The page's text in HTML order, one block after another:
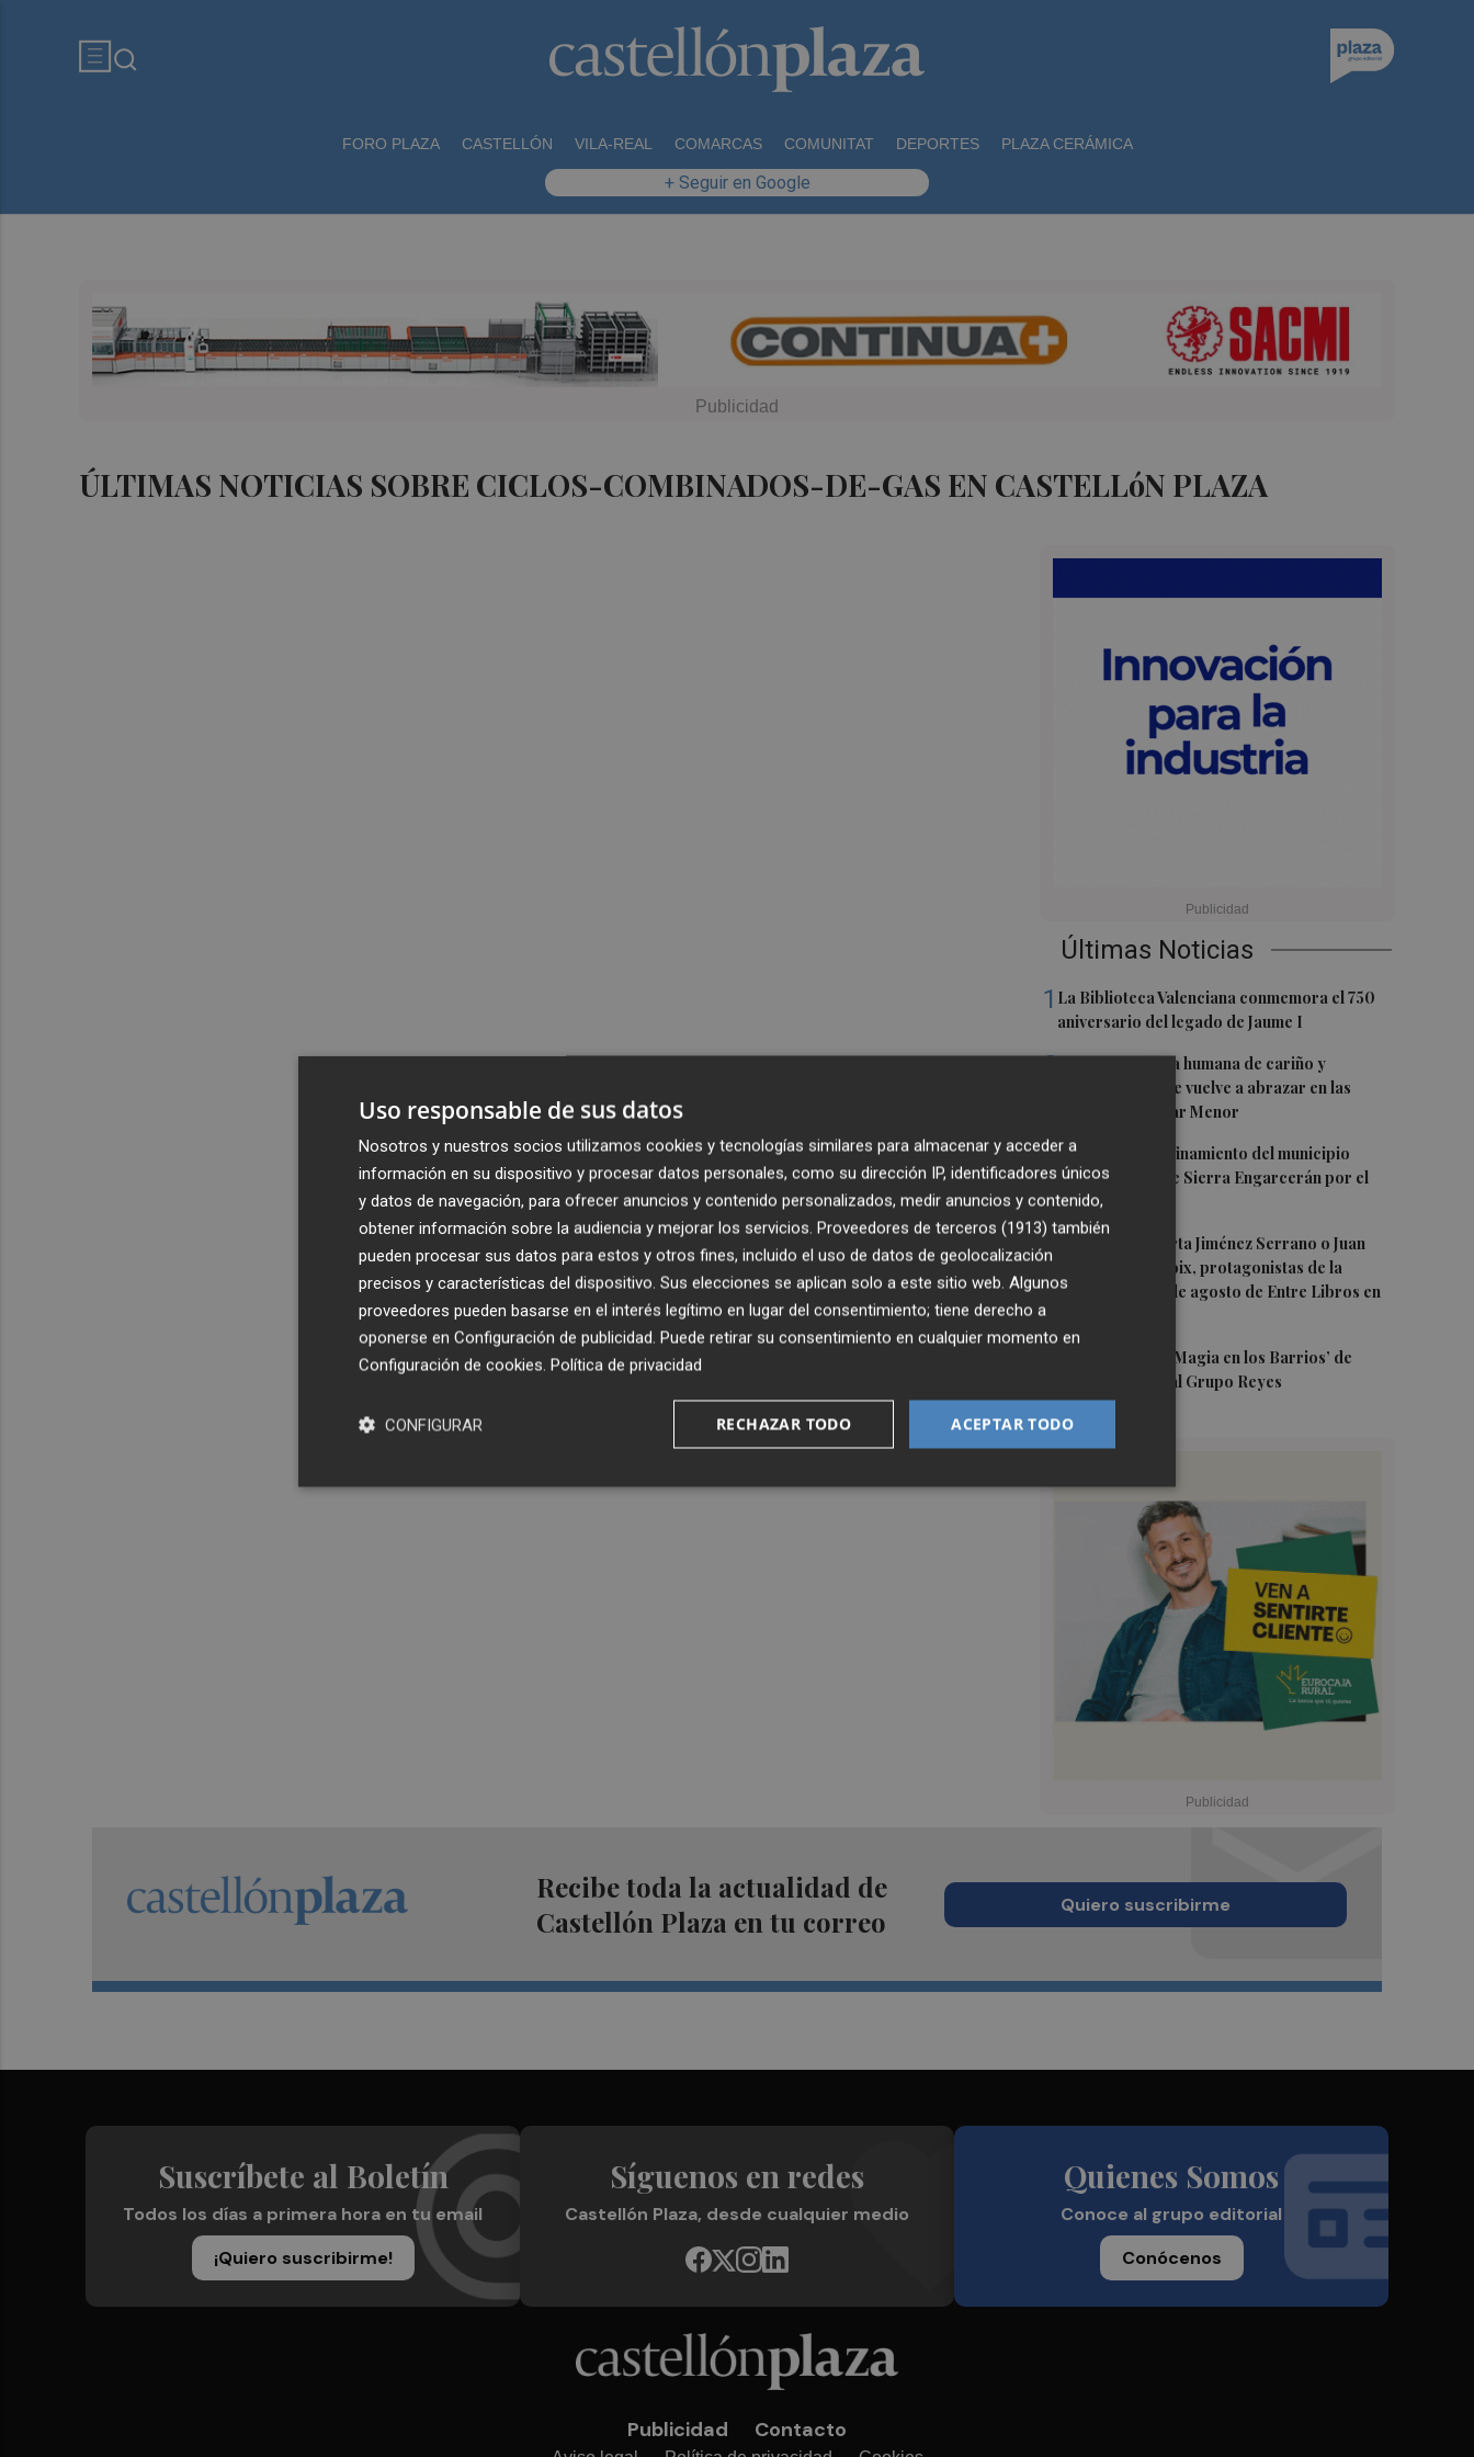
FORO PLAZA CASTELLÓN VILA-REAL COMARCAS COMUNITAT DEPORTES PLAZA CERÁMICA
+ Seguir en Google
ÚLTIMAS NOTICIAS SOBRE CICLOS-COMBINADOS-DE-GAS EN CASTELLóN PLAZA
Últimas Noticias
1 La Biblioteca Valenciana conmemora el 750
aniversario del legado de Jaume I
2Una gran cadena humana de cariño y
reivindicación se vuelve a abrazar en las
playas por el Mar Menor
3Levantan el confinamiento del municipio
castellonense de Sierra Engarcerán por el
incendio
4
Juan Tallón, Marta Jiménez Serrano o Juan
Evaristo Valls Boix, protagonistas de la
programación de agosto de Entre Libros en
Los talleres de ‘Magia en los Barrios’ de
Castelló llegan al Grupo Reyes
Recibe toda la actualidad de
Castellón Plaza en tu correo
Quiero suscribirme
Suscríbete al Boletín
Todos los días a primera hora en tu email
¡Quiero suscribirme!
Síguenos en redes
Castellón Plaza, desde cualquier medio
Quienes Somos
Conoce al grupo editorial
Conócenos
Publicidad Contacto
Uso responsable de sus datos
Nosotros y nuestros socios utilizamos cookies y tecnologías similares para almacenar y acceder a
información en su dispositivo y procesar datos personales, como su dirección IP, identificadores únicos
y datos de navegación, para ofrecer anuncios y contenido personalizados, medir anuncios y contenido,
obtener información sobre la audiencia y mejorar los servicios. Proveedores de terceros (1913) también
pueden procesar sus datos para estos y otros fines, incluido el uso de datos de geolocalización
precisos y características del dispositivo. Sus elecciones se aplican solo a este sitio web. Algunos
proveedores pueden basarse en el interés legítimo en lugar del consentimiento; tiene derecho a
oponerse en Configuración de publicidad. Puede retirar su consentimiento en cualquier momento en
Configuración de cookies. Política de privacidad
ACEPTAR TODO
RECHAZAR TODO
CONFIGURAR